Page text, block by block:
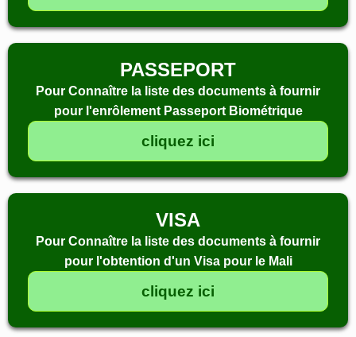
PASSEPORT
Pour Connaître la liste des documents à fournir
pour l'enrôlement Passeport Biométrique
cliquez ici
VISA
Pour Connaître la liste des documents à fournir
pour l'obtention d'un Visa pour le Mali
cliquez ici